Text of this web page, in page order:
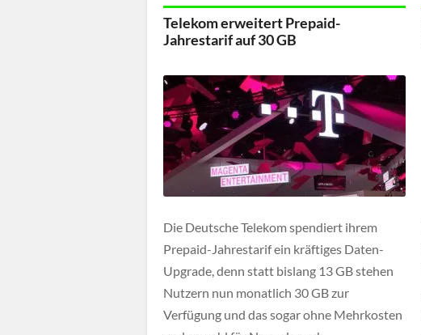
Telekom konnte ihre marktbeherrschende
Stellung zuletzt weiter ausbauen.
Telekom erweitert Prepaid-
Jahrestarif auf 30 GB
Die Deutsche Telekom spendiert ihrem
Prepaid-Jahrestarif ein kräftiges Daten-
Upgrade, denn statt bislang 13 GB stehen
Nutzern nun monatlich 30 GB zur
Verfügung und das sogar ohne Mehrkosten